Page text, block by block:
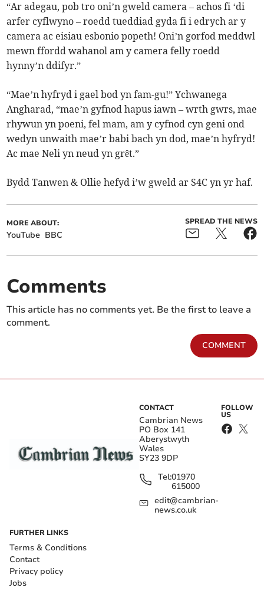
“Ar adegau, pob tro oni’n gweld camera – achos fi ‘di
arfer cyflwyno – roedd tueddiad gyda fi i edrych ar y
camera ac eisiau esbonio popeth! Oni’n gorfod meddwl
mewn ffordd wahanol am y camera felly roedd
hynny’n ddifyr.”
“Mae’n hyfryd i gael bod yn fam-gu!” Ychwanega
Angharad, “mae’n gyfnod hapus iawn – wrth gwrs, mae
rhywun yn poeni, fel mam, am y cyfnod cyn geni ond
wedyn unwaith mae’r babi bach yn dod, mae’n hyfryd!
Ac mae Neli yn neud yn grêt.”
Bydd Tanwen & Ollie hefyd i’w gweld ar S4C yn yr haf.
MORE ABOUT:
YouTube BBC
SPREAD THE NEWS
Comments
This article has no comments yet. Be the first to leave a
comment.
COMMENT
CONTACT
Cambrian News
PO Box 141
Aberystwyth
Wales
SY23 9DP
Tel:01970
615000
edit@cambrian-
news.co.uk
FOLLOW
US
FURTHER LINKS
Terms & Conditions
Contact
Privacy policy
Jobs